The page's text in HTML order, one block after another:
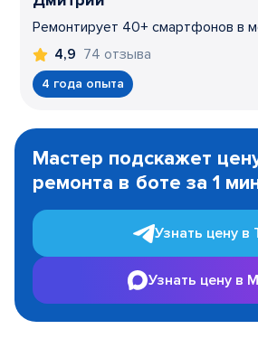
Ремонтирует 40+ смартфонов в
4,9 74 отзыва
4 года опыта
1
Мастер подскажет
ремонта в боте за 1
Узнать цену в
Узнать цену в